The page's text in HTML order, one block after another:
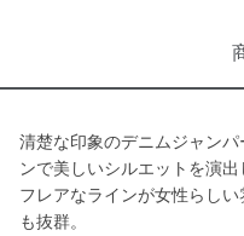
清楚な印象のデニムジャン
ンで美しいシルエットを演出
フレアなラインが女性らし
も抜群。